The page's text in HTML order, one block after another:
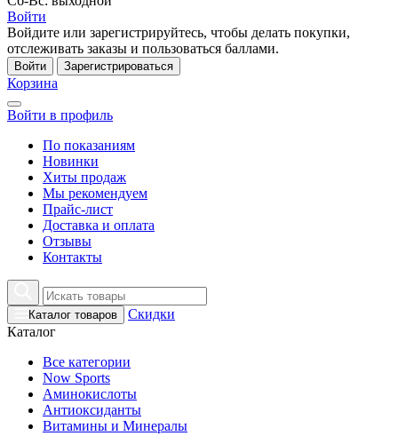
Войти
Войдите или зарегистрируйтесь, чтобы делать покупки,
отслеживать заказы и пользоваться баллами.
Войти Зарегистрироваться
Корзина
Войти в профиль
По показаниям
Новинки
Хиты продаж
Мы рекомендуем
Прайс-лист
Доставка и оплата
Отзывы
Контакты
Каталог товаров
Скидки
Каталог
Все категории
Now Sports
Аминокислоты
Антиоксиданты
Витамины и Минералы